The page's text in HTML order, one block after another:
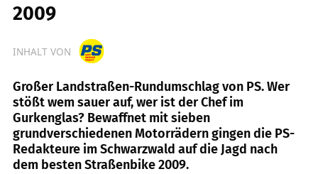
2009
INHALT VON
Großer Landstraßen-Rundumschlag von PS. Wer
stößt wem sauer auf, wer ist der Chef im
Gurkenglas? Bewaffnet mit sieben
grundverschiedenen Motorrädern gingen die PS-
Redakteure im Schwarzwald auf die Jagd nach
dem besten Straßenbike 2009.